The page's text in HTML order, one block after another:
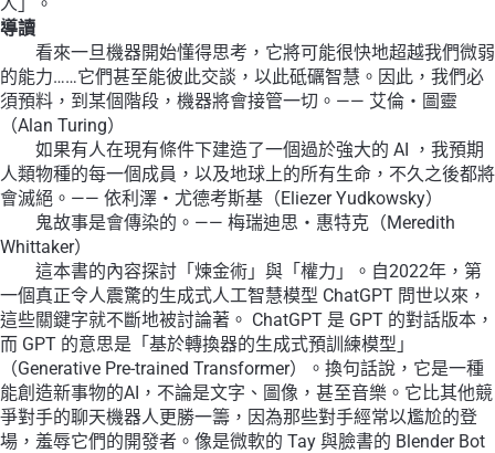
導讀
看來一旦機器開始懂得思考，它將可能很快地超越我們微弱
的能力……它們甚至能彼此交談，以此砥礪智慧。因此，我們必
須預料，到某個階段，機器將會接管一切。—— 艾倫・圖靈
（Alan Turing）
如果有人在現有條件下建造了一個過於強大的 AI ，我預期
人類物種的每一個成員，以及地球上的所有生命，不久之後都將
會滅絕。—— 依利澤・尤德考斯基（Eliezer Yudkowsky）
鬼故事是會傳染的。—— 梅瑞迪思・惠特克（Meredith
Whittaker）
這本書的內容探討「煉金術」與「權力」。自2022年，第
一個真正令人震驚的生成式人工智慧模型 ChatGPT 問世以來，
這些關鍵字就不斷地被討論著。 ChatGPT 是 GPT 的對話版本，
而 GPT 的意思是「基於轉換器的生成式預訓練模型」
（Generative Pre-trained Transformer）。換句話說，它是一種
能創造新事物的AI，不論是文字、圖像，甚至音樂。它比其他競
爭對手的聊天機器人更勝一籌，因為那些對手經常以尷尬的登
場，羞辱它們的開發者。像是微軟的 Tay 與臉書的 Blender Bot